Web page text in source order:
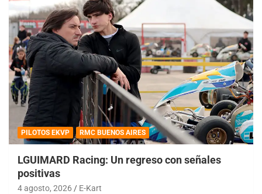
PILOTOS EKVP RMC BUENOS AIRES
LGUIMARD Racing: Un regreso con señales
positivas
4 agosto, 2026 E-Kart